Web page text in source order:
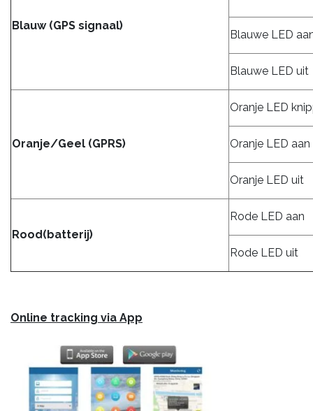
Blauw (GPS signaal)
Blauwe LED
Blauwe LED uit
Oranje/Geel (GPRS)
Oranje LED
Oranje LED aan
Oranje LED uit
Rood(batterij)
Rode LED aan
Rode LED uit
Online tracking via App